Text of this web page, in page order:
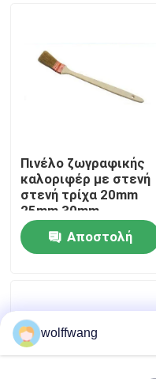
Γύρος εργοστασίων
επαφή
Νέα
Πινέλο βαφής σπιτιού
Πινέλο ζωγραφικής
καλοριφέρ με στενή
στενή τρίχα 20mm
25mm 30mm
Αποστολή
wolffwang